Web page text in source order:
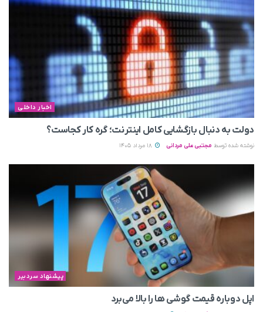
اخبار داخلی
دولت به دنبال بازگشایی کامل اینترنت؛ گره کار کجاست؟
نوشته شده توسط مجتبی علی مردانی
پیشنهاد سردبیر
اپل دوباره قیمت‌ گوشی ها را بالا می‌برد